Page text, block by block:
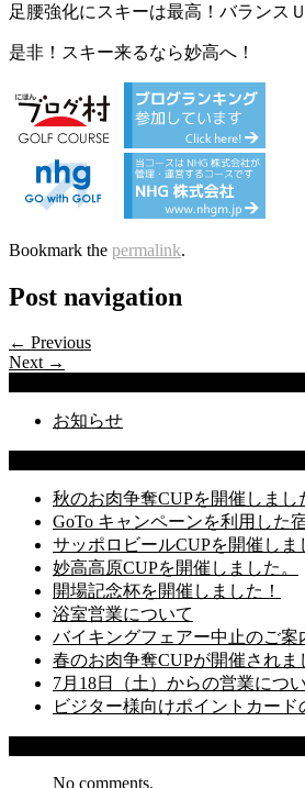
足腰強化にスキーは最高！バランス
是非！スキー来るなら妙高へ！
Bookmark the permalink.
Post navigation
← Previous
Next →
お知らせ
秋のお肉争奪CUPを開催しまし
GoTo キャンペーンを利用した
サッポロビールCUPを開催しま
妙高高原CUPを開催しました。
開場記念杯を開催しました！
浴室営業について
バイキングフェアー中止のご案
春のお肉争奪CUPが開催されま
7月18日（土）からの営業につ
ビジター様向けポイントカード
No comments.